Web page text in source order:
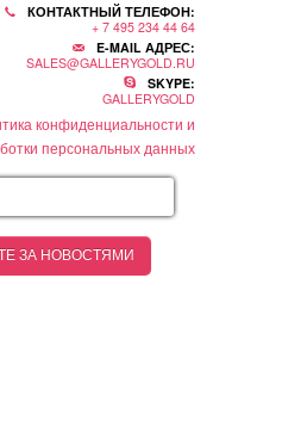
КОНТАКТНЫЙ ТЕЛЕФОН:
+ 7 495 234 44 64
E-MAIL АДРЕС:
SALES@GALLERYGOLD.RU
SKYPE:
GALLERYGOLD
конфиденциальности и
персональных данных